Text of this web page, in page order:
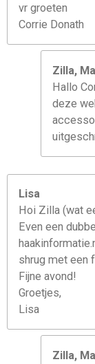
vr groeten
Corrie Donath
Zilla,
Hallo
deze
Lisa
Hoi Zilla (wat
Even een
shrug met een
Fijne avond!
Groetjes,
Lisa
Zilla,